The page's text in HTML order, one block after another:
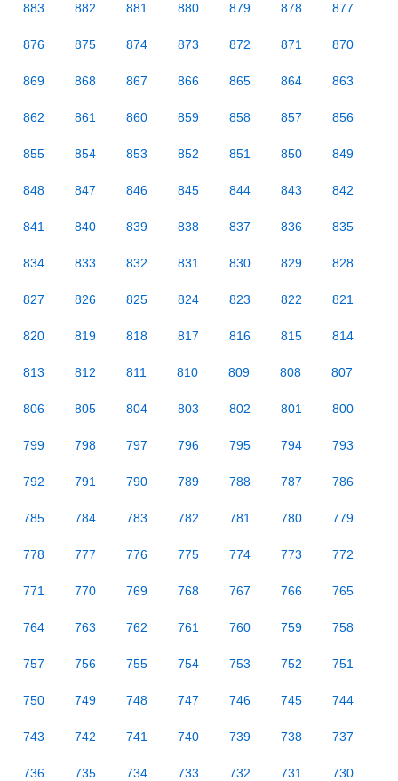
883 882 881 880 879 878 877
876 875 874 873 872 871 870
869 868 867 866 865 864 863
862 861 860 859 858 857 856
855 854 853 852 851 850 849
848 847 846 845 844 843 842
841 840 839 838 837 836 835
834 833 832 831 830 829 828
827 826 825 824 823 822 821
820 819 818 817 816 815 814
813 812 811 810 809 808 807
806 805 804 803 802 801 800
799 798 797 796 795 794 793
792 791 790 789 788 787 786
785 784 783 782 781 780 779
778 777 776 775 774 773 772
771 770 769 768 767 766 765
764 763 762 761 760 759 758
757 756 755 754 753 752 751
750 749 748 747 746 745 744
743 742 741 740 739 738 737
736 735 734 733 732 731 730